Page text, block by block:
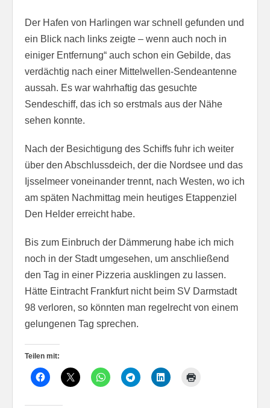
Der Hafen von Harlingen war schnell gefunden und
ein Blick nach links zeigte – wenn auch noch in
einiger Entfernung“ auch schon ein Gebilde, das
verdächtig nach einer Mittelwellen-Sendeantenne
aussah. Es war wahrhaftig das gesuchte
Sendeschiff, das ich so erstmals aus der Nähe
sehen konnte.
Nach der Besichtigung des Schiffs fuhr ich weiter
über den Abschlussdeich, der die Nordsee und das
Ijsselmeer voneinander trennt, nach Westen, wo ich
am späten Nachmittag mein heutiges Etappenziel
Den Helder erreicht habe.
Bis zum Einbruch der Dämmerung habe ich mich
noch in der Stadt umgesehen, um anschließend
den Tag in einer Pizzeria ausklingen zu lassen.
Hätte Eintracht Frankfurt nicht beim SV Darmstadt
98 verloren, so könnten man regelrecht von einem
gelungenen Tag sprechen.
Teilen mit: